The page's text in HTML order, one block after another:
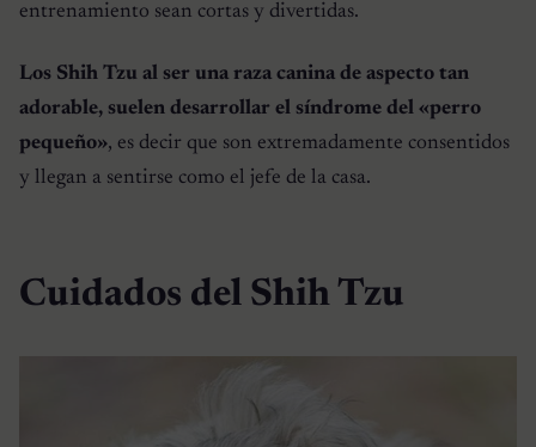
entrenamiento sean cortas y divertidas.
Los Shih Tzu al ser una raza canina de aspecto tan
adorable, suelen desarrollar el síndrome del «perro
pequeño», es decir que son extremadamente consentidos
y llegan a sentirse como el jefe de la casa.
Cuidados del Shih Tzu